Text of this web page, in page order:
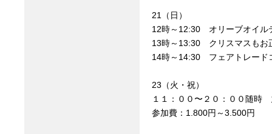
21（日）
12時～12:30 オリーブオイル
13時～13:30 クリスマスもお
14時～14:30 フェアトレード
23（火・祝）
１１：００〜２０：００随時
参加費：1.800円～3.500円